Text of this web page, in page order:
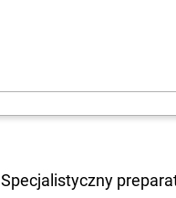
Specjalistyczny